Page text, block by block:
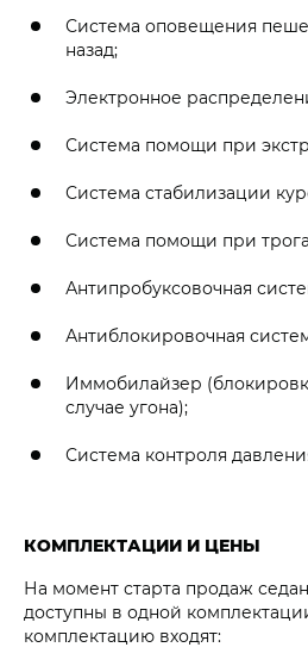
Система оповещения
назад;
Электронное
Система помощи при
Система стабилизации
Система помощи при
Антипробуксовочная
Антиблокировочная
Иммобилайзер
случае угона);
Система контроля
КОМПЛЕКТАЦИИ И ЦЕНЫ
На момент старта продаж
доступны в одной
комплектацию входят: